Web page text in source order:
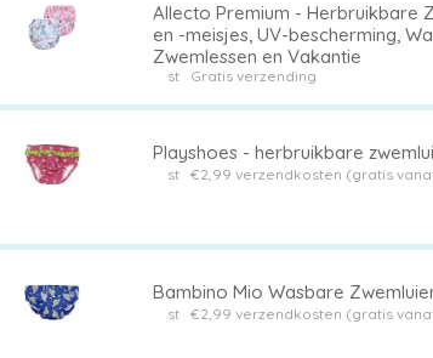
Allecto Premium - Herbruikbare
en -meisjes, UV-bescherming,
Zwemlessen en Vakantie
Gratis verzending
Playshoes - herbruikbare
€2,99 verzendkosten (gratis
Bambino Mio Wasbare
€2,99 verzendkosten (gratis